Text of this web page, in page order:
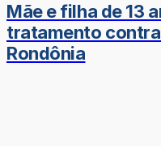
Mãe e filha de 13
tratamento
Rondônia